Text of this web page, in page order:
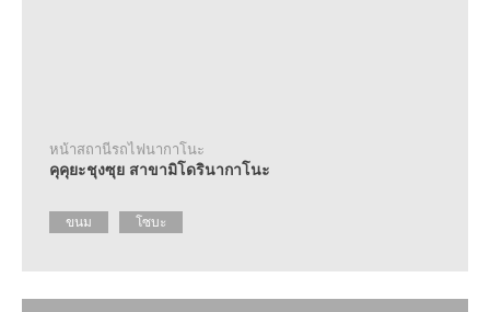
หน้าสถานีรถไฟนากาโนะ
คุคุยะชุงซุย สาขามิโดรินากาโนะ
ขนม โซบะ